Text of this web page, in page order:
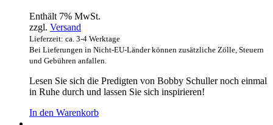
Enthält 7% MwSt.
zzgl. Versand
Lieferzeit: ca. 3-4 Werktage
Bei Lieferungen in Nicht-EU-Länder können zusätzliche Zölle, Steuern
und Gebühren anfallen.
Lesen Sie sich die Predigten von Bobby Schuller noch einmal
in Ruhe durch und lassen Sie sich inspirieren!
In den Warenkorb